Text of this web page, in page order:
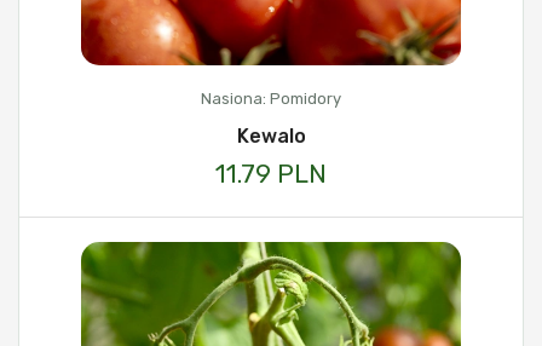
Nasiona: Pomidory
Kewalo
11.79 PLN